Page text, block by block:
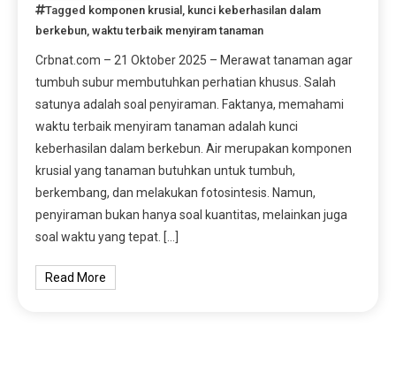
Tagged komponen krusial
kunci keberhasilan dalam
berkebun ,waktu terbaik menyiram tanaman
Crbnat.com – 21 Oktober 2025 – Merawat tanaman agar
tumbuh subur membutuhkan perhatian khusus. Salah
satunya adalah soal penyiraman. Faktanya, memahami
waktu terbaik menyiram tanaman adalah kunci
keberhasilan dalam berkebun. Air merupakan komponen
krusial yang tanaman butuhkan untuk tumbuh,
berkembang, dan melakukan fotosintesis. Namun,
penyiraman bukan hanya soal kuantitas, melainkan juga
soal waktu yang tepat. […]
Read More